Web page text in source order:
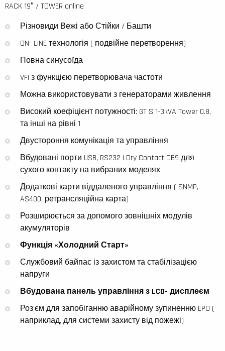
RACK 19″ / TOWER online
Різновиди Вежі або Стійки / Башти
ON- LINE технологія ( подвійне перетворення)
Повна синусоїда
VFI з функцією перетворювача частоти
Можна використовувати з генераторами живлення
Високий коефіцієнт потужності: GT S 1-3kVA Tower 0.8,
та інші на рівні 1
Двустороння комунікація та управління
Вбудовані порти USB, RS232 i Dry Contact DB9 для
сухого контакту на вибраних моделях
Додаткові карти віддаленого управління ( SNMP,
AS400, ретрансляційна карта)
Розширюється за допомого зовнішніх модулів
акумуляторів
Функція «Холодний Старт»
Службовий байпас із захистом та стабілізацією
напруги
Вбудована панель управління з LCD- дисплеєм
Роз’єм для запобіганню аварійному зупиненню EPO (
наприклад, для системи захисту від пожежі)